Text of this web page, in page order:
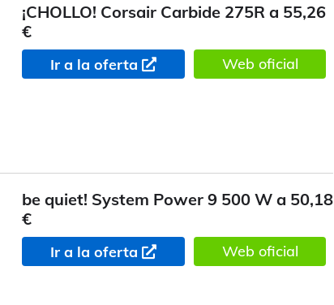
¡CHOLLO! Corsair Carbide 275R a 55,26
€
Ir a la oferta Web oficial
be quiet! System Power 9 500 W a 50,18
€
Ir a la oferta Web oficial